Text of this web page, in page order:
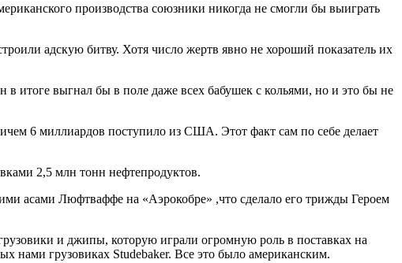
производства союзники никогда не смогли бы выиграть
адскую битву. Хотя число жертв явно не хороший показатель их
выгнал бы в поле даже всех бабушек с кольями, но и это бы не
6 миллиардов поступило из США. Этот факт сам по себе делает
2,5 млн тонн нефтепродуктов.
асами Люфтваффе на «Аэрокобре» ,что сделало его трижды Героем
и джипы, которую играли огромную роль в поставках на
нами грузовиках Studebaker. Все это было американским.